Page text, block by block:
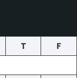
T F